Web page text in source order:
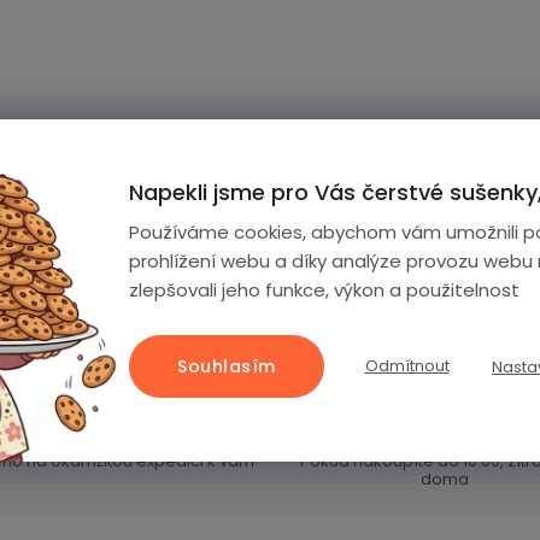
Napekli jsme pro Vás čerstvé
Používáme cookies, abychom vám umožnili
prohlížení webu a díky analýze provozu webu
zlepšovali jeho funkce, výkon a použitelnost
Odmítnout
Souhlasím
O
v
l
á
d
a
% zboží skladem
na okamžitou expedici k vám Pokud nakoupíte do 10:00,
doma